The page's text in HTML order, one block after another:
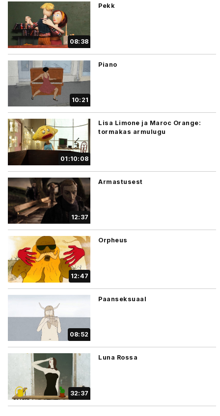
08:38
Pekk
10:21
Piano
01:10:08
Lisa Limone ja Maroc Orange:
tormakas armulugu
12:37
Armastusest
12:47
Orpheus
08:52
Paanseksuaal
32:37
Luna Rossa